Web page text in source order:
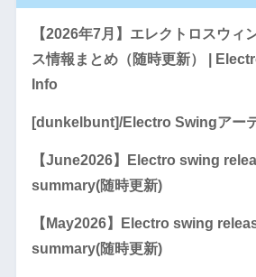
【2026年7月】エレクトロスウィ
ス情報まとめ（随時更新） |
Info
[dunkelbunt]/Electro Swingアー
【June2026】Electro swing
summary(随時更新)
【May2026】Electro swing
summary(随時更新)